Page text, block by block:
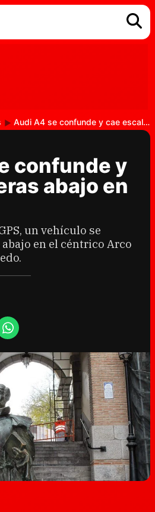
Audi A4 se confunde y cae escaleras abajo en Toledo
confunde y
abajo en
un vehículo se
en el céntrico Arco